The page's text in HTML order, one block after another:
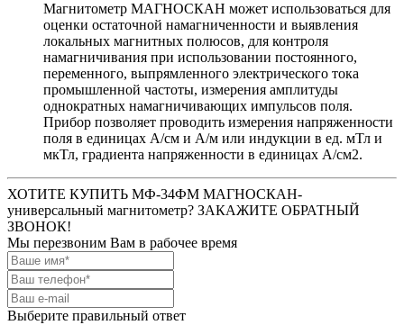
Магнитометр МАГНОСКАН может использоваться для
оценки остаточной намагниченности и выявления
локальных магнитных полюсов, для контроля
намагничивания при использовании постоянного,
переменного, выпрямленного электрического тока
промышленной частоты, измерения амплитуды
однократных намагничивающих импульсов поля.
Прибор позволяет проводить измерения напряженности
поля в единицах А/см и А/м или индукции в ед. мТл и
мкТл, градиента напряженности в единицах А/см2.
ХОТИТЕ КУПИТЬ МФ-34ФМ МАГНОСКАН-
универсальный магнитометр? ЗАКАЖИТЕ ОБРАТНЫЙ
ЗВОНОК!
Мы перезвоним Вам в рабочее время
Выберите правильный ответ